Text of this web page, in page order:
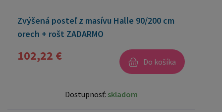
Zvýšená posteľ z masívu Halle 90/200 cm
orech + rošt ZADARMO
102,22 € Do košíka
Dostupnosť: skladom